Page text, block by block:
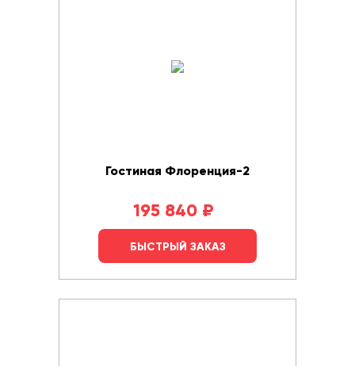
Гостиная Флоренция-2
195 840 ₽
БЫСТРЫЙ ЗАКАЗ